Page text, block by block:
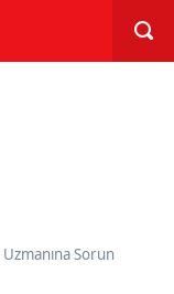
Uzmanına Sorun